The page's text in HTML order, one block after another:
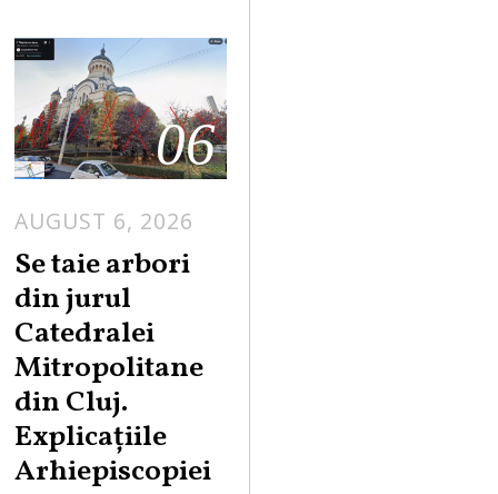
06
AUGUST 6, 2026
Se taie arbori
din jurul
Catedralei
Mitropolitane
din Cluj.
Explicațiile
Arhiepiscopiei